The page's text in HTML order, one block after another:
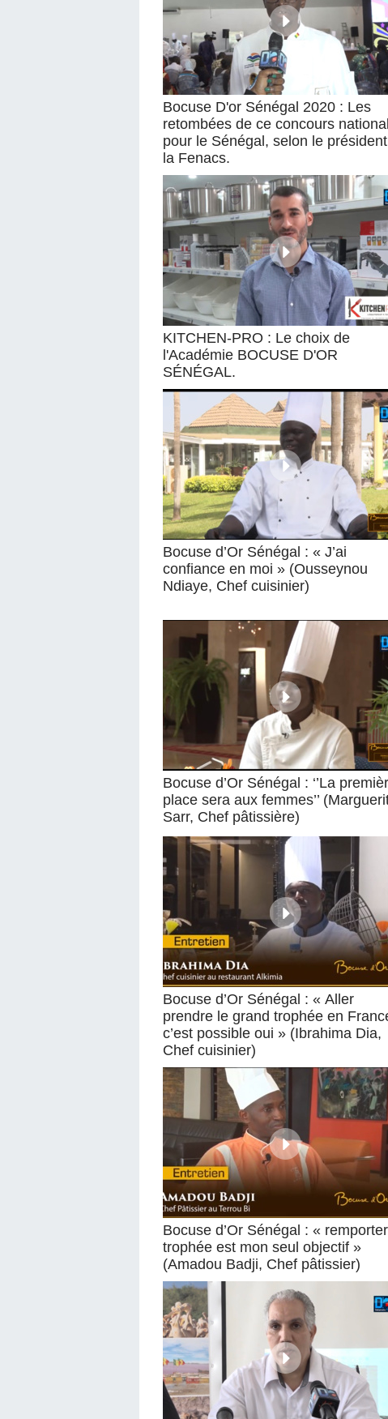
Bocuse D'or Sénégal 2020 : Les
retombées de ce concours national
pour le Sénégal, selon le
la Fenacs.
KITCHEN-PRO : Le choix de
l'Académie BOCUSE D'OR
SÉNÉGAL.
Bocuse d’Or Sénégal : « J’ai
confiance en moi » (Ousseynou
Ndiaye, Chef cuisinier)
Bocuse d’Or Sénégal : ‘’La
place sera aux femmes’’
Sarr, Chef pâtissière)
Bocuse d’Or Sénégal : « Aller
prendre le grand trophée en
c’est possible oui » (Ibrahima Dia,
Chef cuisinier)
Bocuse d’Or Sénégal : «
trophée est mon seul objectif »
(Amadou Badji, Chef pâtissier)